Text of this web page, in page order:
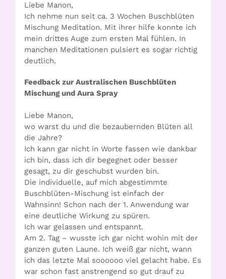
Liebe Manon,
Ich nehme nun seit ca. 3 Wochen Buschblüten
Mischung Meditation. Mit ihrer hilfe konnte ich
mein drittes Auge zum ersten Mal fühlen. In
manchen Meditationen pulsiert es sogar richtig
deutlich.
Feedback zur Australischen Buschblüten
Mischung und Aura Spray
Liebe Manon,
wo warst du und die bezaubernden Blüten all
die Jahre?
Ich kann gar nicht in Worte fassen wie dankbar
ich bin, dass ich dir begegnet oder besser
gesagt, zu dir geschubst wurden bin.
Die individuelle, auf mich abgestimmte
Buschblüten-Mischung ist einfach der
Wahnsinn! Schon nach der 1. Anwendung war
eine deutliche Wirkung zu spüren.
Ich war gelassen und entspannt.
Am 2. Tag – wusste ich gar nicht wohin mit der
ganzen guten Laune. Ich weiß gar nicht, wann
ich das letzte Mal soooooo viel gelacht habe. Es
war schon fast anstrengend so gut drauf zu